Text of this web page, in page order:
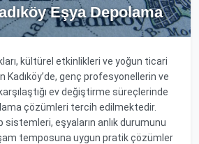
Eşya Depolama
kültürel etkinlikleri ve yoğun ticari
Kadıköy’de, genç profesyonellerin ve
ev değiştirme süreçlerinde
çözümleri tercih edilmektedir.
sistemleri, eşyaların anlık durumunu
temposuna uygun pratik çözümler